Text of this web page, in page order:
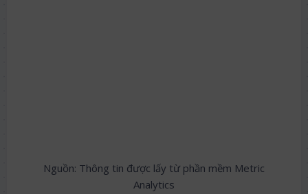
Nguồn: Thông tin được lấy từ phần mềm Metric
Analytics